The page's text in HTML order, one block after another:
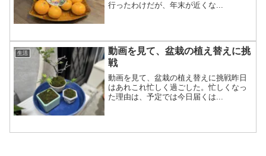
行ったわけだが、年末が近くな...
生活
動画を見て、盆栽の植え替えに挑
戦
動画を見て、盆栽の植え替えに挑戦昨日
はあれこれ忙しく過ごした。忙しくなっ
た理由は、予定では今日届くは...